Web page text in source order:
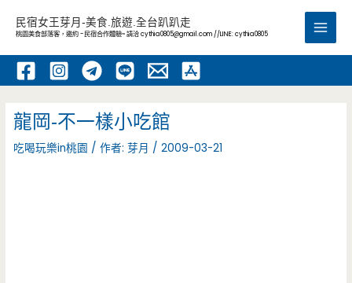
內
民宿女王芽月-美食.旅遊.全台趴趴走
桃園美食部落客，邀約 -民宿合作體驗~ 請洽cythia0805@gmail.com //LINE: cythia0805
Main
龍岡-不一樣小吃館
吃喝玩樂in桃園 / 作者:芽月 /2009-03-21